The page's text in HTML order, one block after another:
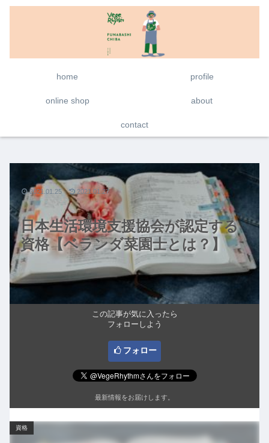
home profile
online shop about
contact
日本生活環境支援協会が認定する
資格【ベランダ菜園士とは？】
この記事が気に入ったら
フォローしよう
フォロー
最新情報をお届けします。
資格
2021.01.25 2021.01.27